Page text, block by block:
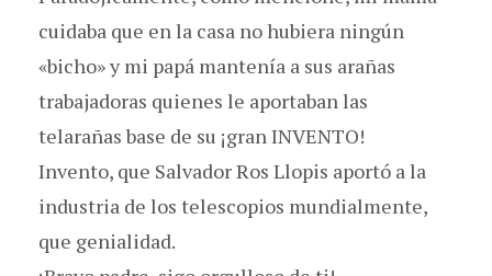
cuidaba que en la casa no hubiera ningún
«bicho» y mi papá mantenía a sus arañas
trabajadoras quienes le aportaban las
telarañas base de su ¡gran INVENTO!
Invento, que Salvador Ros Llopis aportó a la
industria de los telescopios mundialmente,
que genialidad.